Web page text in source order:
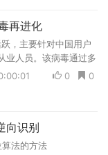
再进化
，主要针对中国用户
业人员。该病毒通过多
的钓鱼邮...
0
0
向识别
法的方法